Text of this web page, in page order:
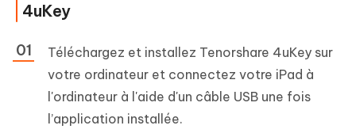
4uKey
Téléchargez et installez Tenorshare 4uKey sur
votre ordinateur et connectez votre iPad à
l'ordinateur à l'aide d'un câble USB une fois
l’application installée.